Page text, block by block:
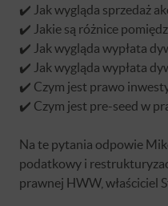
✔️ Jak wygląda sprzedaż
✔️ Jakie są różnice
✔️ Jak wygląda wypłata
✔️ Jak wygląda wypłata
✔️ Czym jest prawo
✔️ Czym jest pre-seed w
Na te pytania odpowie
podatkowy i
prawnej HWW, właściciel